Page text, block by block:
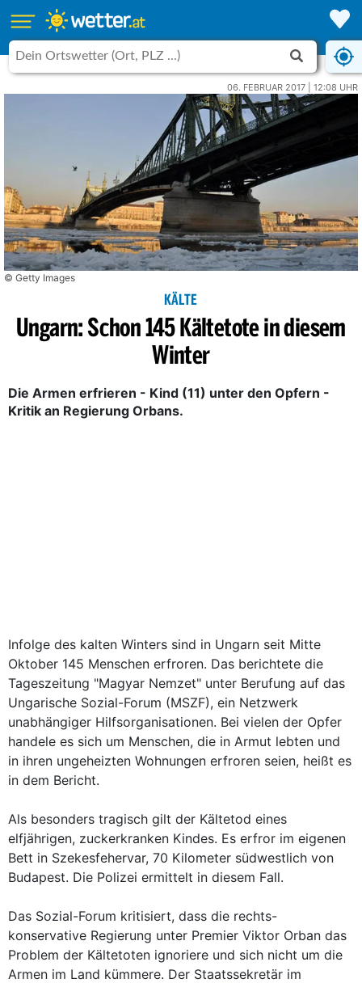
06. FEBRUAR 2017 | 12:08 UHR
© Getty Images
KÄLTE
Ungarn: Schon 145 Kältetote in diesem
Winter
Die Armen erfrieren - Kind (11) unter den Opfern -
Kritik an Regierung Orbans.
Infolge des kalten Winters sind in Ungarn seit Mitte
Oktober 145 Menschen erfroren. Das berichtete die
Tageszeitung "Magyar Nemzet" unter Berufung auf das
Ungarische Sozial-Forum (MSZF), ein Netzwerk
unabhängiger Hilfsorganisationen. Bei vielen der Opfer
handele es sich um Menschen, die in Armut lebten und
in ihren ungeheizten Wohnungen erfroren seien, heißt es
in dem Bericht.
Als besonders tragisch gilt der Kältetod eines
elfjährigen, zuckerkranken Kindes. Es erfror im eigenen
Bett in Szekesfehervar, 70 Kilometer südwestlich von
Budapest. Die Polizei ermittelt in diesem Fall.
Das Sozial-Forum kritisiert, dass die rechts-
konservative Regierung unter Premier Viktor Orban das
Problem der Kältetoten ignoriere und sich nicht um die
Armen im Land kümmere. Der Staatssekretär im